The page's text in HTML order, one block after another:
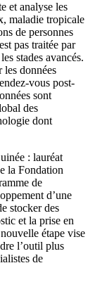
et analyse les
maladie tropicale
de personnes
pas traitée par
stades avancés.
données
vous post-
sont
des
dont
: lauréat
la Fondation
de
d’une
stocker des
et la prise en
étape vise
l’outil plus
de